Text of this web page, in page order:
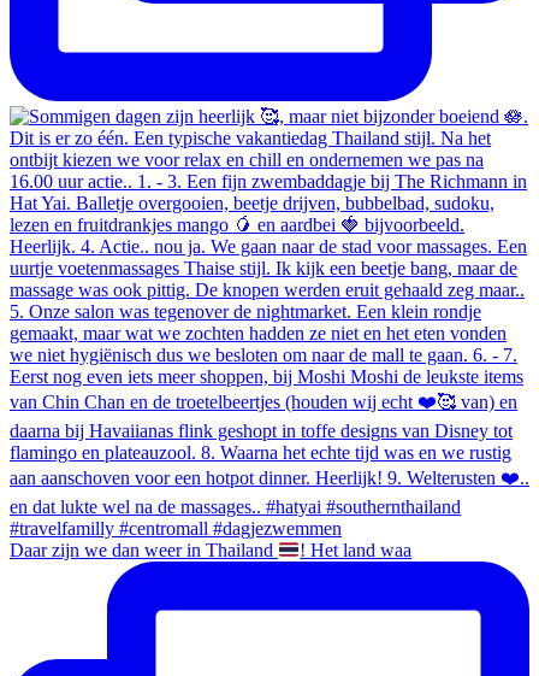
Daar zijn we dan weer in Thailand ! Het land waa